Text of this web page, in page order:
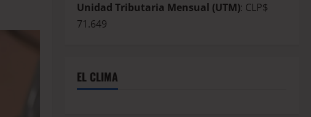
Unidad Tributaria Mensual (UTM): CLP$
71.649
EL CLIMA